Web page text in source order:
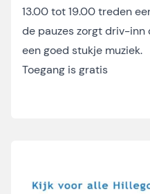
13.00 tot 19.00 treden
de pauzes zorgt driv-inn
een goed stukje muziek.
Toegang is gratis